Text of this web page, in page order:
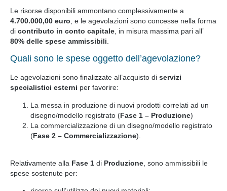
Le risorse disponibili ammontano complessivamente a
4.700.000,00 euro , e le agevolazioni sono concesse nella forma
di contributo in conto capitale , in misura massima pari all’
80% delle spese ammissibili
Quali sono le spese oggetto dell’agevolazione?
Le agevolazioni sono finalizzate all’acquisto di servizi
specialistici esterni per favorire:
La messa in produzione di nuovi prodotti correlati ad un
disegno/modello registrato (Fase 1 – Produzione)
La commercializzazione di un disegno/modello registrato
(Fase 2 – Commercializzazione).
Relativamente alla Fase 1 di Produzione , sono ammissibili le
spese sostenute per: